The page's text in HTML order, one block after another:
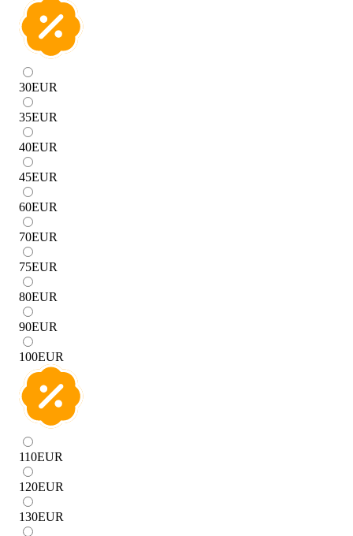
30EUR
35EUR
40EUR
45EUR
60EUR
70EUR
75EUR
80EUR
90EUR
100EUR
110EUR
120EUR
130EUR